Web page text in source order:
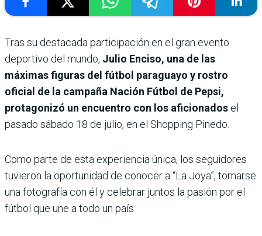
Tras su destacada participación en el gran evento
deportivo del mundo, Julio Enciso, una de las
máximas figuras del fútbol paraguayo y rostro
oficial de la campaña Nación Fútbol de Pepsi,
protagonizó un encuentro con los aficionados el
pasado sábado 18 de julio, en el Shopping Pinedo.
Como parte de esta experiencia única, los seguidores
tuvieron la oportunidad de conocer a “La Joya”, tomarse
una fotografía con él y celebrar juntos la pasión por el
fútbol que une a todo un país.